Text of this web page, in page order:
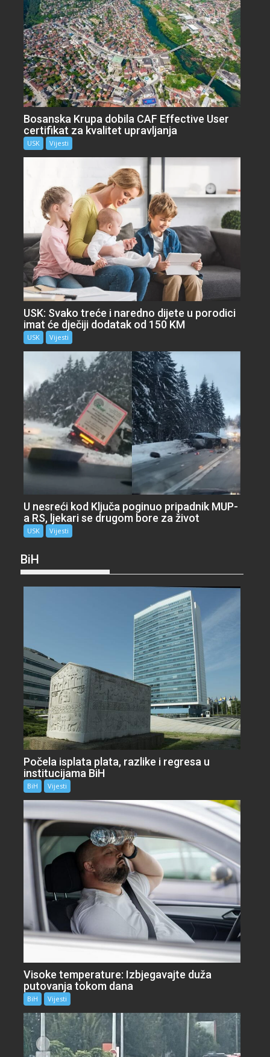
Bosanska Krupa dobila CAF Effective User
certifikat za kvalitet upravljanja
USK Vijesti
USK: Svako treće i naredno dijete u porodici
imat će dječiji dodatak od 150 KM
USK Vijesti
U nesreći kod Ključa poginuo pripadnik MUP-
a RS, ljekari se drugom bore za život
USK Vijesti
BiH
Počela isplata plata, razlike i regresa u
institucijama BiH
BiH Vijesti
Visoke temperature: Izbjegavajte duža
putovanja tokom dana
BiH Vijesti